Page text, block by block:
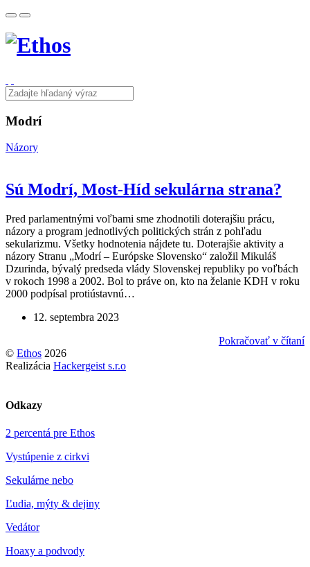
Modrí
Názory
Sú Modrí, Most-Híd sekulárna strana?
Pred parlamentnými voľbami sme zhodnotili doterajšiu prácu,
názory a program jednotlivých politických strán z pohľadu
sekularizmu. Všetky hodnotenia nájdete tu. Doterajšie aktivity a
názory Stranu „Modrí – Európske Slovensko“ založil Mikuláš
Dzurinda, bývalý predseda vlády Slovenskej republiky po voľbách
v rokoch 1998 a 2002. Bol to práve on, kto na želanie KDH v roku
2000 podpísal protiústavnú…
12. septembra 2023
Pokračovať v čítaní
© Ethos 2026
Realizácia Hackergeist s.r.o
Odkazy
2 percentá pre Ethos
Vystúpenie z cirkvi
Sekulárne nebo
Ľudia, mýty & dejiny
Vedátor
Hoaxy a podvody